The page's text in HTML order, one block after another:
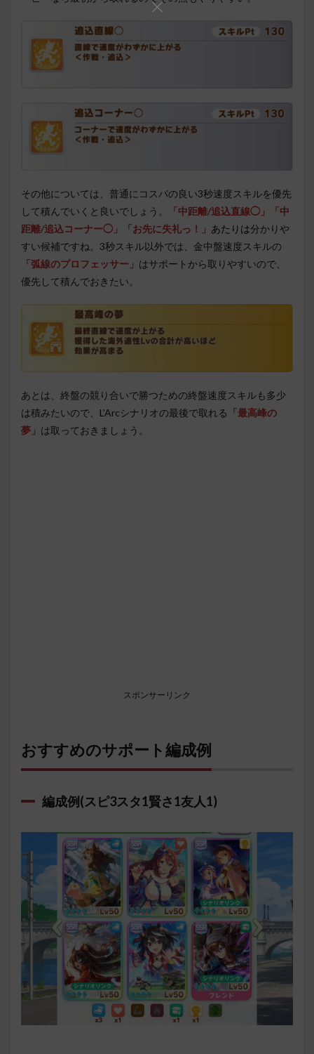
その他については、普通にコスパの良い3秒速度スキルを優先
して積んでいくと良いでしょう。
「中距離/追込直線◯」「中
距離/追込コーナー◯」「お先に失礼っ！」 あたりは分かりや
すい候補ですね。3秒スキル以外では、金中盤速度スキルの
「弧線のプロフェッサー」 はサポートから取りやすいので、
優先して積んでおきたい。
あとは、終盤の競り合いで勝つための終盤速度スキルも多少
は積みたいので、L’Arcシナリオの最後で取れる 「最高峰の
夢」 は取っておきましょう。
スポンサーリンク
おすすめのサポート編成例
編成例(スピ3スタ1賢さ1友人1)